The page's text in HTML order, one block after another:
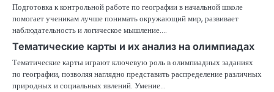
я
п
о
з
Подготовка к контрольной работе по географии в начальной школе
помогает ученикам лучше понимать окружающий мир, развивает
наблюдательность и логическое мышление.…
Тематические карты и их анализ на олимпиадах
Тематические карты играют ключевую роль в олимпиадных заданиях
по географии, позволяя наглядно представить распределение различных
природных и социальных явлений. Умение…